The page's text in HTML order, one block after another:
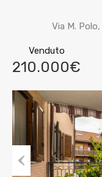
Via M.
Venduto
210.000€